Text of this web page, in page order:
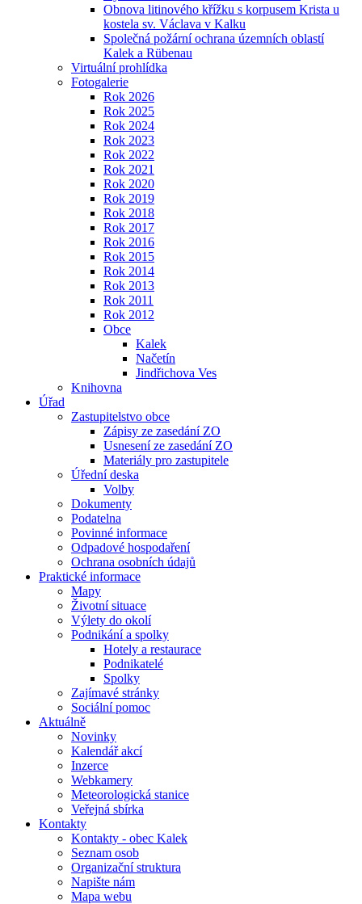
Obnova litinového křížku s korpusem Krista u
kostela sv. Václava v Kalku
Společná požární ochrana územních oblastí
Kalek a Rübenau
Virtuální prohlídka
Fotogalerie
Rok 2026
Rok 2025
Rok 2024
Rok 2023
Rok 2022
Rok 2021
Rok 2020
Rok 2019
Rok 2018
Rok 2017
Rok 2016
Rok 2015
Rok 2014
Rok 2013
Rok 2011
Rok 2012
Obce
Kalek
Načetín
Jindřichova Ves
Knihovna
Úřad
Zastupitelstvo obce
Zápisy ze zasedání ZO
Usnesení ze zasedání ZO
Materiály pro zastupitele
Úřední deska
Volby
Dokumenty
Podatelna
Povinné informace
Odpadové hospodaření
Ochrana osobních údajů
Praktické informace
Mapy
Životní situace
Výlety do okolí
Podnikání a spolky
Hotely a restaurace
Podnikatelé
Spolky
Zajímavé stránky
Sociální pomoc
Aktuálně
Novinky
Kalendář akcí
Inzerce
Webkamery
Meteorologická stanice
Veřejná sbírka
Kontakty
Kontakty - obec Kalek
Seznam osob
Organizační struktura
Napište nám
Mapa webu